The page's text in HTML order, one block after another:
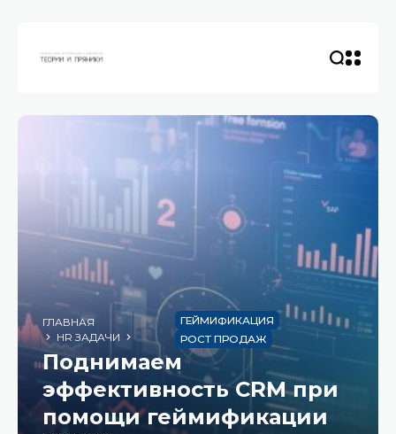
ГЛАВНАЯ
HR ЗАДАЧИ
ГЕЙМИФИКАЦИЯ
РОСТ ПРОДАЖ
Поднимаем
эффективность CRM при
помощи геймификации